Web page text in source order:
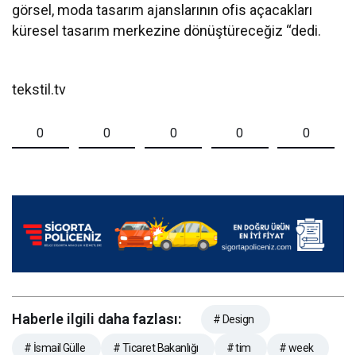
görsel, moda tasarım ajanslarının ofis açacakları
küresel tasarım merkezine dönüştüreceğiz “dedi.
tekstil.tv
0 0 0 0 0
Haberle ilgili daha fazlası: # Design
# İsmail Gülle # Ticaret Bakanlığı # tim # week